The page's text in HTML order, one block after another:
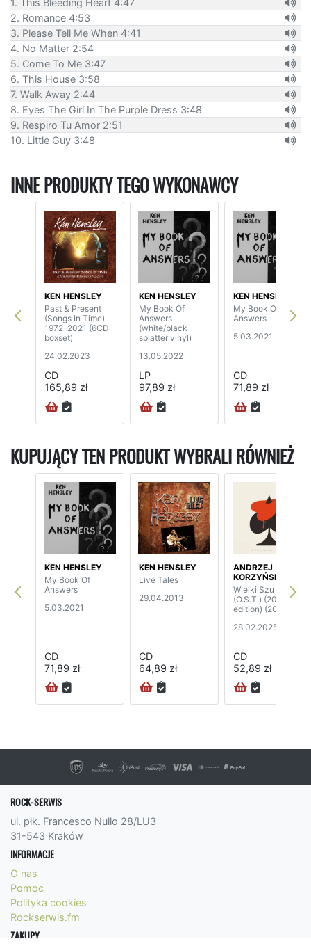
1. This Bleeding Heart 4:47
2. Romance 4:53
3. Please Tell Me When 4:41
4. No Matter 2:54
5. Come To Me 3:47
6. This House 3:58
7. Walk Away 2:44
8. Eyes The Girl In The Purple Dress 3:48
9. Respiro Tu Amor 2:51
10. Little Guy 3:48
INNE PRODUKTY TEGO WYKONAWCY
KEN HENSLEY
Past & Present
(Songs In Time)
1972-2021 (6CD
boxset)
24.02.2023
CD
165,89 zł
KEN HENSLEY
My Book Of
Answers
(white/black
splatter vinyl)
13.05.2022
LP
97,89 zł
KEN HENSLEY
My Book Of
Answers
5.03.2021
CD
71,89 zł
KUPUJĄCY TEN PRODUKT WYBRALI RÓWNIEŻ
KEN HENSLEY
My Book Of
Answers
5.03.2021
CD
71,89 zł
KEN HENSLEY
Live Tales
29.04.2013
CD
64,89 zł
ANDRZEJ
KORZYŃSKI
Wielki Szu
(O.S.T.) (2024
edition) (2CD)
28.02.2025
CD
52,89 zł
ROCK-SERWIS
ul. płk. Francesco Nullo 28/LU3
31-543 Kraków
INFORMACJE
O nas
Pomoc
Polityka cookies
Rockserwis.fm
ZAKUPY